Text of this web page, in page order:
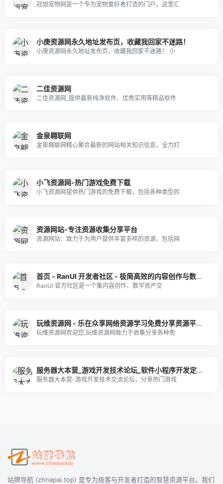
冠旭宠物网是一个专为宠物爱好者打造的门户。这里汇
小庚资源网永久地址发布页，收藏我回家不迷路！
小庚资源网永久地址发布页，收藏我回家不迷路！ 小
二佳资源网
二佳资源网_提供最新纯净软件、优秀实用等精品软件
金泉翱联网
金泉翱联网精心聚合最新的网站相关知识信息，全力打
小飞资源网-热门游戏免费下载
小飞资源网提供热门游戏的免费下载，包括各种类型的
资源网站-专注资源收集分享平台
资源网站：致力于为用户提供丰富多样的资源，包括网
首页 - RanUI 开发者社区 - 极简高效的内容创作与数字资产交易平台
RanUI 官方社区是一个集内容创作、数字资产交
玩维资源网 - 乐在众享网络资源学习免费分享资源平台,专注于最新网络资源绿色网
玩维资源网欢迎您,玩维资源网致力于收集分享各种免
服务器大本营_游戏开发技术论坛_软件小程序开发定制_steam自建服务器_游戏服务器搭建
服务器大本营-游戏开发技术交流论坛，分享热门游戏
站牌导航 (zhnapai.top) 是专为极客与开发者打造的智慧资源平台。我们